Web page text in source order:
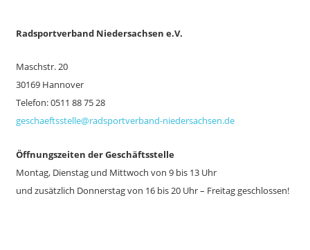
Radsportverband Niedersachsen e.V.
Maschstr. 20
30169 Hannover
Telefon: 0511 88 75 28
geschaeftsstelle@radsportverband-niedersachsen.de
Öffnungszeiten der Geschäftsstelle
Montag, Dienstag und Mittwoch von 9 bis 13 Uhr
und zusätzlich Donnerstag von 16 bis 20 Uhr – Freitag geschlossen!